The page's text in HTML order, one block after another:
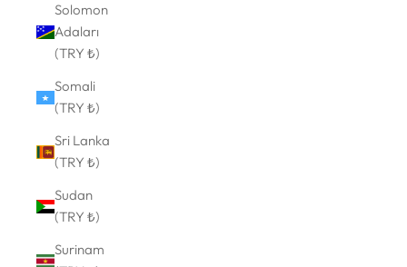
Solomon
Adaları
(TRY ₺)
Somali
(TRY ₺)
Sri Lanka
(TRY ₺)
Sudan
(TRY ₺)
Surinam